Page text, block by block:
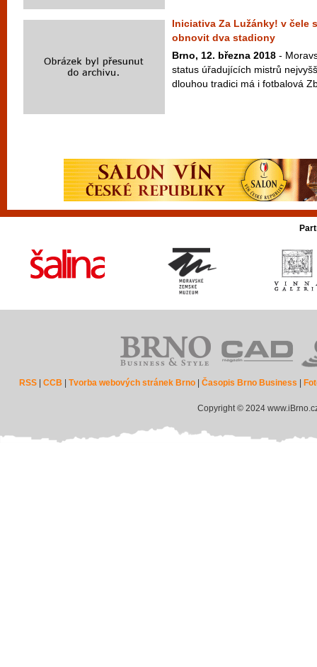
Iniciativa Za Lužánky! v čele
obnovit dva stadiony
Brno, 12. března 2018 -
status úřadujících mistrů
dlouhou tradici má i fotbalová
RSS |CCB |Tvorba webových stránek Brno |Časopis Brno Business
Copyright © 2024